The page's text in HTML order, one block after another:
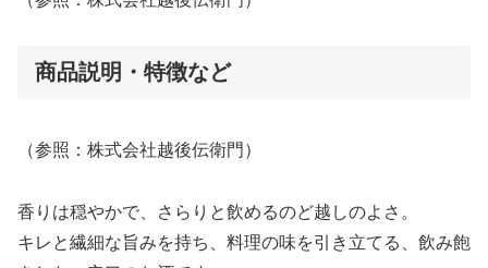
商品説明・特徴など
（参照：株式会社越後伝衛門）
香りは穏やかで、さらりと飲めるのど越しのよさ。
キレと繊細な旨みを持ち、料理の味を引き立てる、飲み飽